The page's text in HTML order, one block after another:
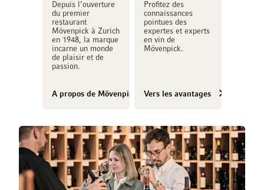
Depuis l’ouverture
du premier
restaurant
Mövenpick à Zurich
en 1948, la marque
incarne un monde
de plaisir et de
passion.
A propos de Mövenpick Vins
Profitez des
connaissances
pointues des
expertes et experts
en vin de
Mövenpick.
Vers les avantages